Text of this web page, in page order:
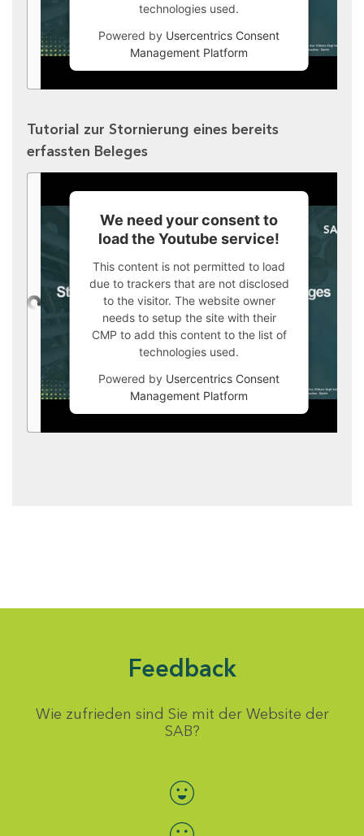
technologies used.
Powered by Usercentrics Consent
Management Platform
Tutorial zur Stornierung eines bereits
erfassten Beleges
We need your consent to
load the Youtube service!
This content is not permitted to load
due to trackers that are not disclosed
to the visitor. The website owner
needs to setup the site with their
CMP to add this content to the list of
technologies used.
Powered by Usercentrics Consent
Management Platform
Feedback
Wie zufrieden sind Sie mit der Website der
SAB?
Bewertung auswählen